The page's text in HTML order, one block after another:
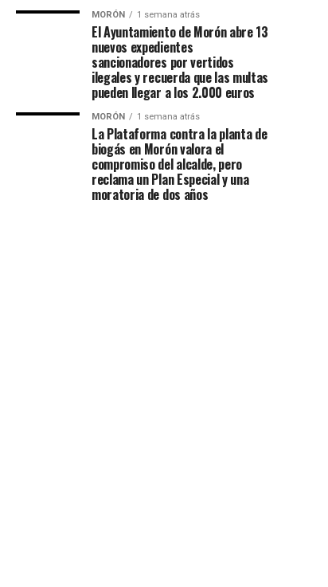
MORÓN 1 semana atrás
El Ayuntamiento de Morón abre 13
nuevos expedientes
sancionadores por vertidos
ilegales y recuerda que las multas
pueden llegar a los 2.000 euros
MORÓN 1 semana atrás
La Plataforma contra la planta de
biogás en Morón valora el
compromiso del alcalde, pero
reclama un Plan Especial y una
moratoria de dos años